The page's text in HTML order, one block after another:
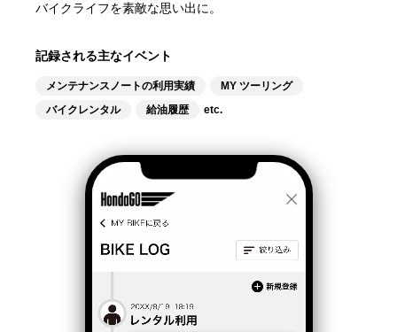
バイクライフを素敵な思い出に。​
記録される主なイベント
メンテナンスノートの利用実績
MY ツーリング
バイクレンタル
給油履歴 etc.